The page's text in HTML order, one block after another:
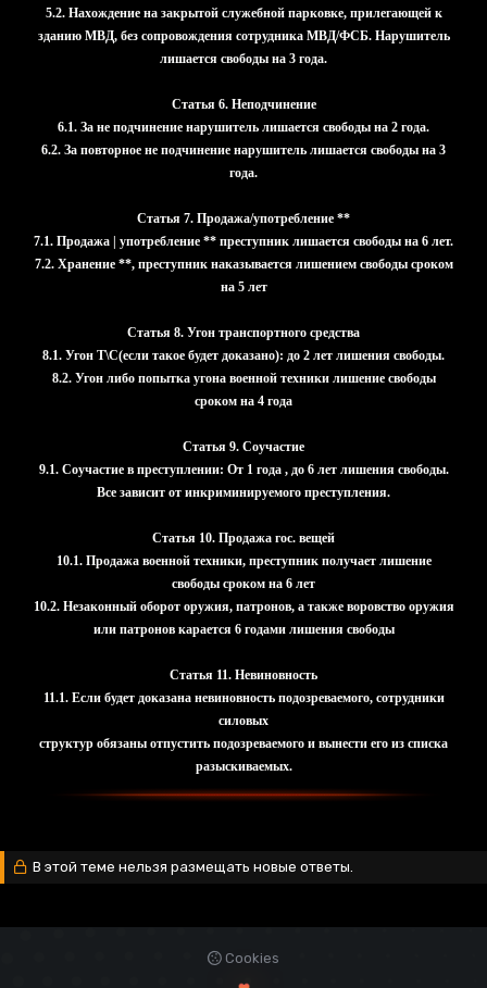
5.2. Нахождение на закрытой служебной парковке, прилегающей к
зданию МВД, без сопровождения сотрудника МВД/ФСБ. Нарушитель
лишается свободы на 3 года.
Статья 6. Неподчинение
6.1. За не подчинение нарушитель лишается свободы на 2 года.
6.2. За повторное не подчинение нарушитель лишается свободы на 3
года.
Статья 7. Продажа/употребление **
7.1. Продажа | употребление ** преступник лишается свободы на 6 лет.
7.2. Хранение **, преступник наказывается лишением свободы сроком
на 5 лет
Статья 8. Угон транспортного средства
8.1. Угон Т\С(если такое будет доказано): до 2 лет лишения свободы.
8.2. Угон либо попытка угона военной техники лишение свободы
сроком на 4 года
Статья 9. Соучастие
9.1. Соучастие в преступлении: От 1 года , до 6 лет лишения свободы.
Все зависит от инкриминируемого преступления.
Статья 10. Продажа гос. вещей
10.1. Продажа военной техники, преступник получает лишение
свободы сроком на 6 лет
10.2. Незаконный оборот оружия, патронов, а также воровство оружия
или патронов карается 6 годами лишения свободы
Статья 11. Невиновность
11.1. Если будет доказана невиновность подозреваемого, сотрудники
силовых
структур обязаны отпустить подозреваемого и вынести его из списка
разыскиваемых.
В этой теме нельзя размещать новые ответы.
Cookies